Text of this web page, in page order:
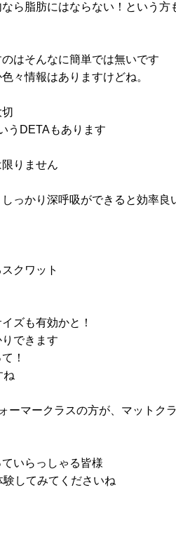
ら脂肪にはならない！という方
はそんなに簡単では無いです
々情報はありますけどね。
うDETAもあります
りません
っかり深呼吸ができると効率良
クワット
ズも有効かと！
できます
！
ね
マークラスの方が、マットク
いらっしゃる皆様
してみてくださいね